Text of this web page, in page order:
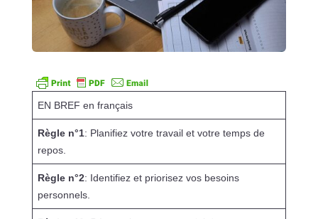
EN BREF en français
Règle n°1: Planifiez votre travail et votre temps de
repos.
Règle n°2: Identifiez et priorisez vos besoins
personnels.